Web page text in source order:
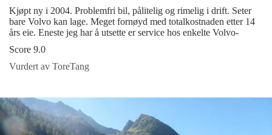
Kjøpt ny i 2004. Problemfri bil, pålitelig og rimelig i drift. Seter
bare Volvo kan lage. Meget fornøyd med totalkostnaden etter 14
års eie. Eneste jeg har å utsette er service hos enkelte Volvo-
Score 9.0
Vurdert av ToreTang